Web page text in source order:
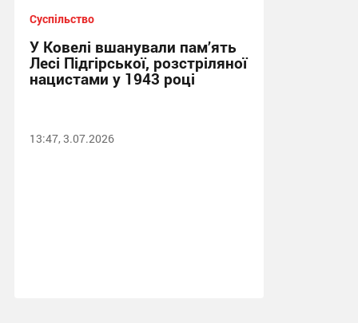
Суспільство
У Ковелі вшанували пам’ять
Лесі Підгірської, розстріляної
нацистами у 1943 році
13:47, 3.07.2026